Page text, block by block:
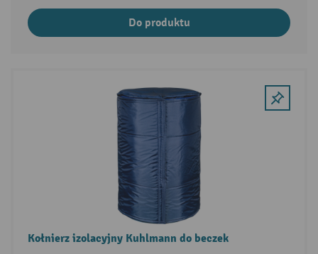
Do produktu
Kołnierz izolacyjny Kuhlmann do beczek